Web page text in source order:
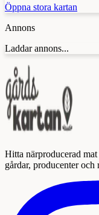
Öppna stora kartan
Annons
Laddar annons...
Hitta närproducerad
gårdar, producenter och